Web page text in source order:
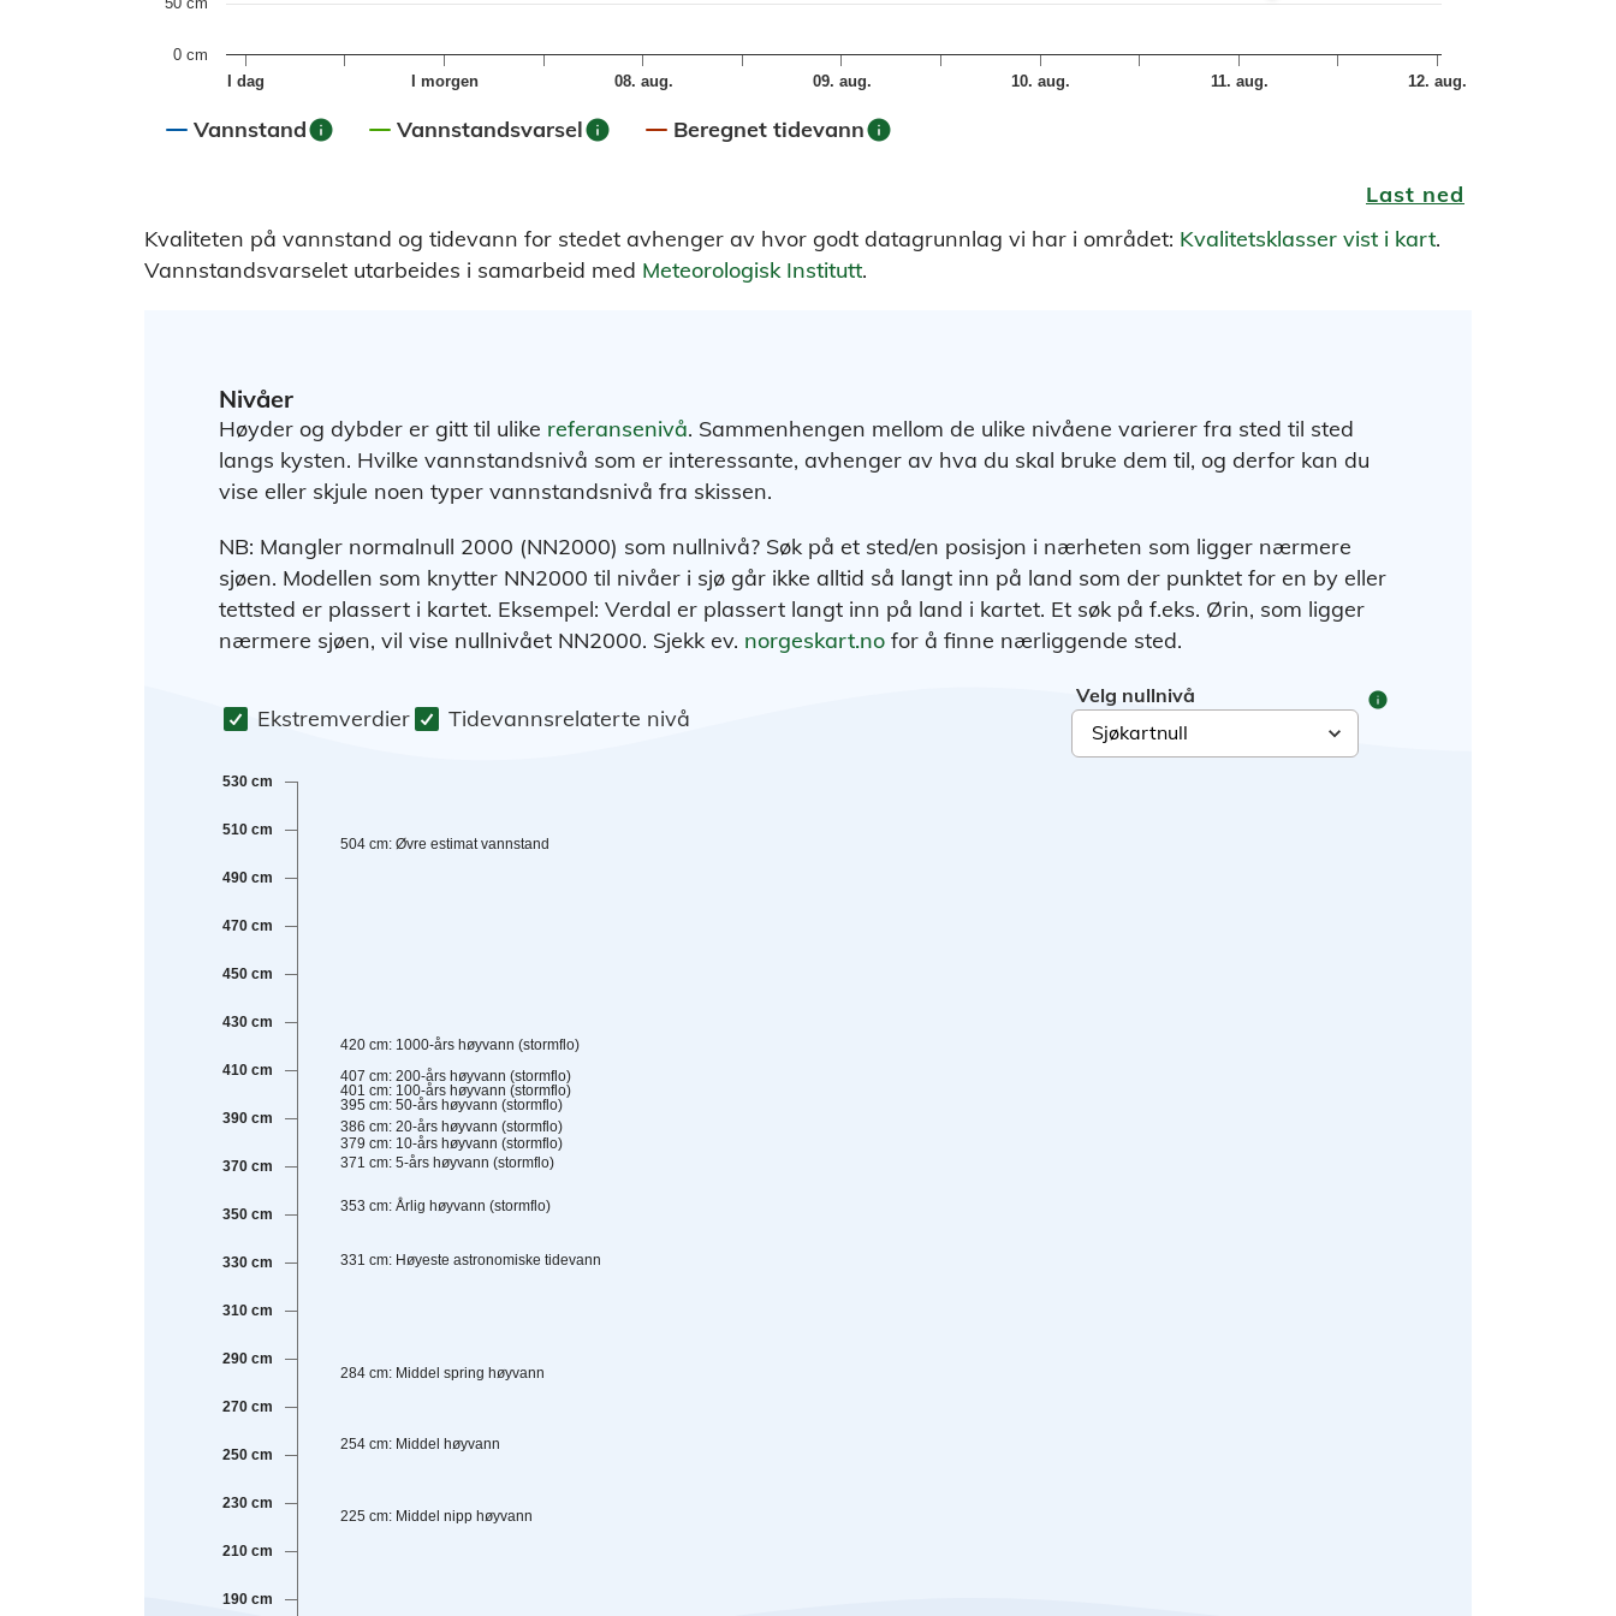
I dag I morgen 08. aug. 09. aug. 10. aug. 11. aug. 12. aug.
0 cm
Vannstandinfo Vannstandsvarselinfo Beregnet tidevanninfo
Last ned
Kvaliteten på vannstand og tidevann for stedet avhenger av hvor godt datagrunnlag vi har i området: Kvalitetsklasser vist i kart.
Vannstandsvarselet utarbeides i samarbeid med Meteorologisk Institutt.
Nivåer
Høyder og dybder er gitt til ulike referansenivå. Sammenhengen mellom de ulike nivåene varierer fra sted til sted
langs kysten. Hvilke vannstandsnivå som er interessante, avhenger av hva du skal bruke dem til, og derfor kan du
vise eller skjule noen typer vannstandsnivå fra skissen.
NB: Mangler normalnull 2000 (NN2000) som nullnivå? Søk på et sted/en posisjon i nærheten som ligger nærmere
sjøen. Modellen som knytter NN2000 til nivåer i sjø går ikke alltid så langt inn på land som der punktet for en by eller
tettsted er plassert i kartet. Eksempel: Verdal er plassert langt inn på land i kartet. Et søk på f.eks. Ørin, som ligger
nærmere sjøen, vil vise nullnivået NN2000. Sjekk ev. norgeskart.no for å finne nærliggende sted.
Ekstremverdier Tidevannsrelaterte nivå
Velg nullnivå info
530 cm
510 cm
490 cm
470 cm
450 cm
430 cm
410 cm
390 cm
370 cm
350 cm
330 cm
310 cm
290 cm
270 cm
250 cm
230 cm
210 cm
190 cm
504 cm: Øvre estimat vannstand
420 cm: 1000-års høyvann (stormflo)
407 cm: 200-års høyvann (stormflo)
401 cm: 100-års høyvann (stormflo)
395 cm: 50-års høyvann (stormflo)
386 cm: 20-års høyvann (stormflo)
379 cm: 10-års høyvann (stormflo)
371 cm: 5-års høyvann (stormflo)
353 cm: Årlig høyvann (stormflo)
331 cm: Høyeste astronomiske tidevann
284 cm: Middel spring høyvann
254 cm: Middel høyvann
225 cm: Middel nipp høyvann